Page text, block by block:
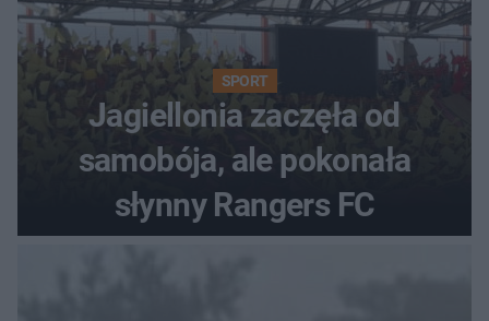
SPORT
Jagiellonia zaczęła od
samobója, ale pokonała
słynny Rangers FC